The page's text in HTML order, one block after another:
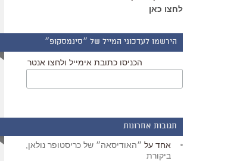
לחצו כאן
הירשמו לעדכוני המייל של ״סינמסקופ״
הכניסו כתובת אימייל ולחצו אנטר
תגובות אחרונות
אחד על ״האודיסאה״ של כריסטופר נולאן,
ביקורת